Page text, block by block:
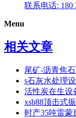
联系电话: 180
Menu
相关文章
尾矿-沥青焦
s石灰水处理
活性炭在生设
xsb88顶击式
时产35吨雷